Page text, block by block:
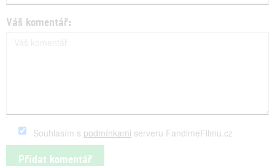
Váš komentář:
Souhlasím s podmínkami serveru FandimeFilmu.cz